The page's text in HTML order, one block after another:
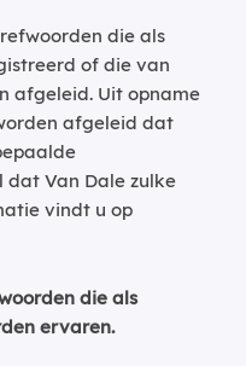
die als
of die van
afgeleid. Uit opname
afgeleid dat
dat Van Dale zulke
vindt u op
die als
ervaren.